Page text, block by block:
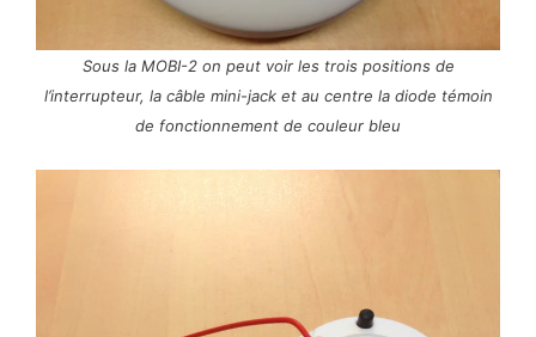
Sous la MOBI-2 on peut voir les trois positions de
l’interrupteur, la câble mini-jack et au centre la diode témoin
de fonctionnement de couleur bleu